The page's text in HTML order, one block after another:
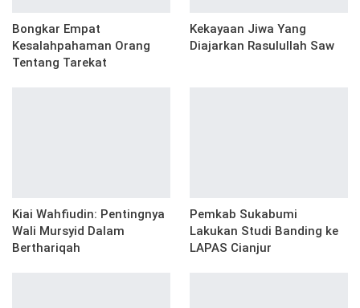
Bongkar Empat
Kesalahpahaman Orang
Tentang Tarekat
Kekayaan Jiwa Yang
Diajarkan Rasulullah Saw
Kiai Wahfiudin: Pentingnya
Wali Mursyid Dalam
Berthariqah
Pemkab Sukabumi
Lakukan Studi Banding ke
LAPAS Cianjur